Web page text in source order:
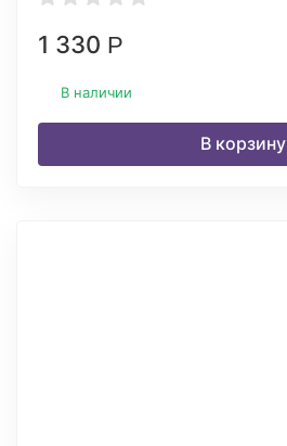
1 330 Р
В наличии
В корзину